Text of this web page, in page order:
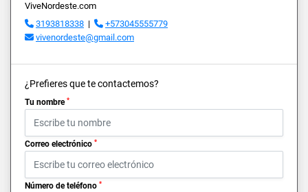
ViveNordeste.com
3193818338 |
+573045555779
vivenordeste@gmail.com
¿Prefieres que te contactemos?
Tu nombre *
Correo electrónico *
Número de teléfono *